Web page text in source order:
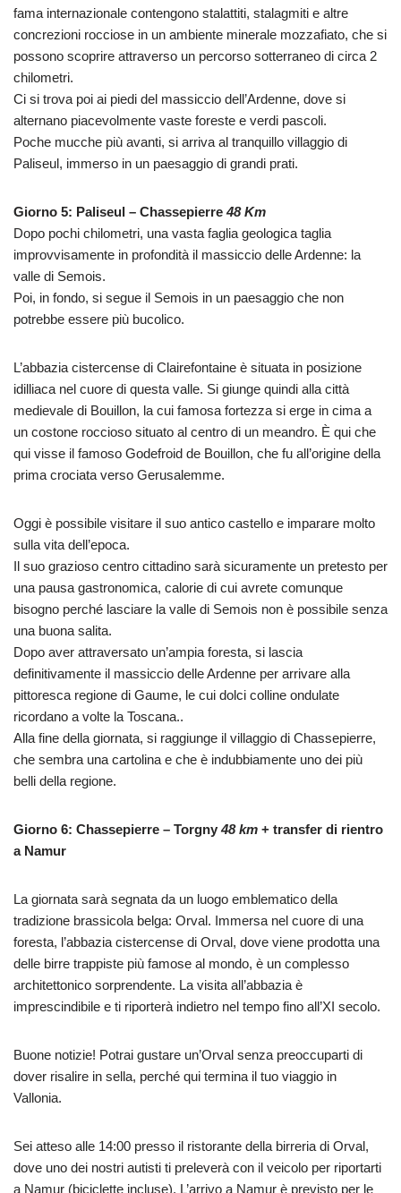
fama internazionale contengono stalattiti, stalagmiti e altre
concrezioni rocciose in un ambiente minerale mozzafiato, che si
possono scoprire attraverso un percorso sotterraneo di circa 2
chilometri.
Ci si trova poi ai piedi del massiccio dell’Ardenne, dove si
alternano piacevolmente vaste foreste e verdi pascoli.
Poche mucche più avanti, si arriva al tranquillo villaggio di
Paliseul, immerso in un paesaggio di grandi prati.
Giorno 5: Paliseul – Chassepierre 48 Km
Dopo pochi chilometri, una vasta faglia geologica taglia
improvvisamente in profondità il massiccio delle Ardenne: la
valle di Semois.
Poi, in fondo, si segue il Semois in un paesaggio che non
potrebbe essere più bucolico.
L’abbazia cistercense di Clairefontaine è situata in posizione
idilliaca nel cuore di questa valle. Si giunge quindi alla città
medievale di Bouillon, la cui famosa fortezza si erge in cima a
un costone roccioso situato al centro di un meandro. È qui che
qui visse il famoso Godefroid de Bouillon, che fu all’origine della
prima crociata verso Gerusalemme.
Oggi è possibile visitare il suo antico castello e imparare molto
sulla vita dell’epoca.
Il suo grazioso centro cittadino sarà sicuramente un pretesto per
una pausa gastronomica, calorie di cui avrete comunque
bisogno perché lasciare la valle di Semois non è possibile senza
una buona salita.
Dopo aver attraversato un’ampia foresta, si lascia
definitivamente il massiccio delle Ardenne per arrivare alla
pittoresca regione di Gaume, le cui dolci colline ondulate
ricordano a volte la Toscana..
Alla fine della giornata, si raggiunge il villaggio di Chassepierre,
che sembra una cartolina e che è indubbiamente uno dei più
belli della regione.
Giorno 6: Chassepierre – Torgny 48 km + transfer di rientro
a Namur
La giornata sarà segnata da un luogo emblematico della
tradizione brassicola belga: Orval. Immersa nel cuore di una
foresta, l’abbazia cistercense di Orval, dove viene prodotta una
delle birre trappiste più famose al mondo, è un complesso
architettonico sorprendente. La visita all’abbazia è
imprescindibile e ti riporterà indietro nel tempo fino all’XI secolo.
Buone notizie! Potrai gustare un’Orval senza preoccuparti di
dover risalire in sella, perché qui termina il tuo viaggio in
Vallonia.
Sei atteso alle 14:00 presso il ristorante della birreria di Orval,
dove uno dei nostri autisti ti preleverà con il veicolo per riportarti
a Namur (biciclette incluse). L’arrivo a Namur è previsto per le